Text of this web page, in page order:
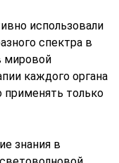
использовали
спектра в
мировой
каждого органа
применять только
знания в